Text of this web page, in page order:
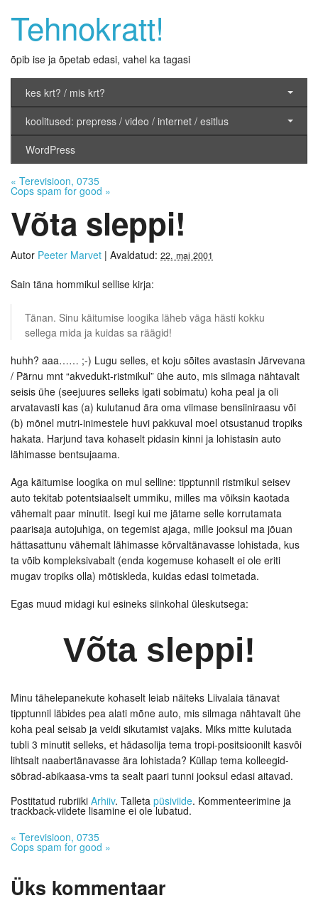
Tehnokratt!
õpib ise ja õpetab edasi, vahel ka tagasi
kes krt? / mis krt?
koolitused: prepress / video / internet / esitlus
WordPress
« Terevisioon, 0735
Cops spam for good »
Võta sleppi!
Autor Peeter Marvet | Avaldatud: 22. mai 2001
Sain täna hommikul sellise kirja:
Tänan. Sinu käitumise loogika läheb väga hästi kokku
sellega mida ja kuidas sa räägid!
huhh? aaa…… ;-) Lugu selles, et koju sõites avastasin Järvevana
/ Pärnu mnt “akvedukt-ristmikul” ühe auto, mis silmaga nähtavalt
seisis ühe (seejuures selleks igati sobimatu) koha peal ja oli
arvatavasti kas (a) kulutanud ära oma viimase bensiiniraasu või
(b) mõnel mutri-inimestele huvi pakkuval moel otsustanud tropiks
hakata. Harjund tava kohaselt pidasin kinni ja lohistasin auto
lähimasse bentsujaama.
Aga käitumise loogika on mul selline: tipptunnil ristmikul seisev
auto tekitab potentsiaalselt ummiku, milles ma võiksin kaotada
vähemalt paar minutit. Isegi kui me jätame selle korrutamata
paarisaja autojuhiga, on tegemist ajaga, mille jooksul ma jõuan
hättasattunu vähemalt lähimasse kõrvaltänavasse lohistada, kus
ta võib kompleksivabalt (enda kogemuse kohaselt ei ole eriti
mugav tropiks olla) mõtiskleda, kuidas edasi toimetada.
Egas muud midagi kui esineks siinkohal üleskutsega:
Võta sleppi!
Minu tähelepanekute kohaselt leiab näiteks Liivalaia tänavat
tipptunnil läbides pea alati mõne auto, mis silmaga nähtavalt ühe
koha peal seisab ja veidi sikutamist vajaks. Miks mitte kulutada
tubli 3 minutit selleks, et hädasolija tema tropi-positsioonilt kasvõi
lihtsalt naabertänavasse ära lohistada? Küllap tema kolleegid-
sõbrad-abikaasa-vms ta sealt paari tunni jooksul edasi aitavad.
Postitatud rubriiki Arhiiv. Talleta püsiviide. Kommenteerimine ja
trackback-viidete lisamine ei ole lubatud.
« Terevisioon, 0735
Cops spam for good »
Üks kommentaar